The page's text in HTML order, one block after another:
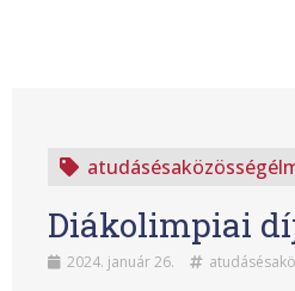
Diákolimpiai
2024. január 26.